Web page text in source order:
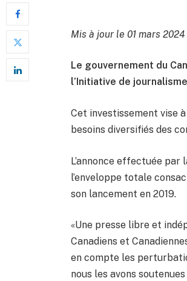
Mis à jour le 01 mars 2024
Le gouvernement du
l’Initiative de
Cet investissement vise
besoins diversifiés des
L’annonce effectuée
l’enveloppe totale
son lancement en 2019.
«Une presse libre et
Canadiens et
en compte les
nous les avons